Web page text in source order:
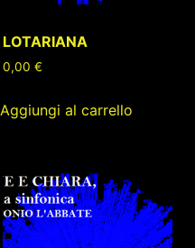
LOTARIANA
0,00€
Aggiungi al carrello